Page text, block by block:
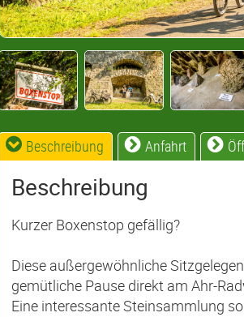
Beschreibung Anfahrt
Beschreibung
Kurzer Boxenstop gefällig?
Diese außergewöhnliche
gemütliche Pause direkt am Ahr-
Eine interessante Steinsammlung